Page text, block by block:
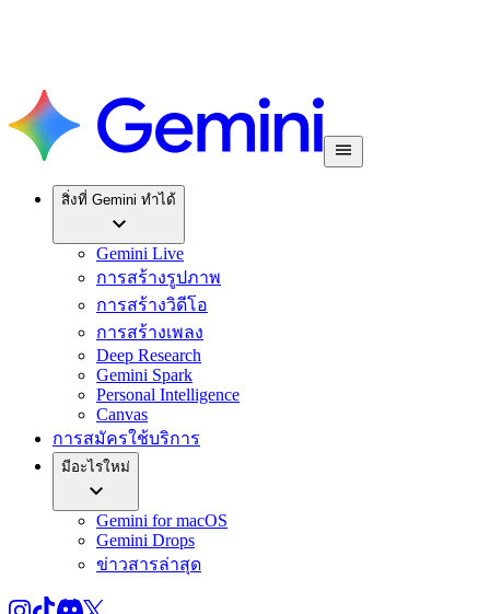
สิ่งที่ Gemini ทำได้
Gemini Live
การสร้างรูปภาพ
การสร้างวิดีโอ
การสร้างเพลง
Deep Research
Gemini Spark
Personal Intelligence
Canvas
การสมัครใช้บริการ
มีอะไรใหม่
Gemini for macOS
Gemini Drops
ข่าวสารล่าสุด